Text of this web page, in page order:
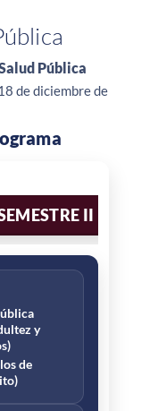
Pública
de diciembre de
II
y
de